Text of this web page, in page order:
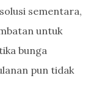
sementara,
untuk
bunga
pun tidak